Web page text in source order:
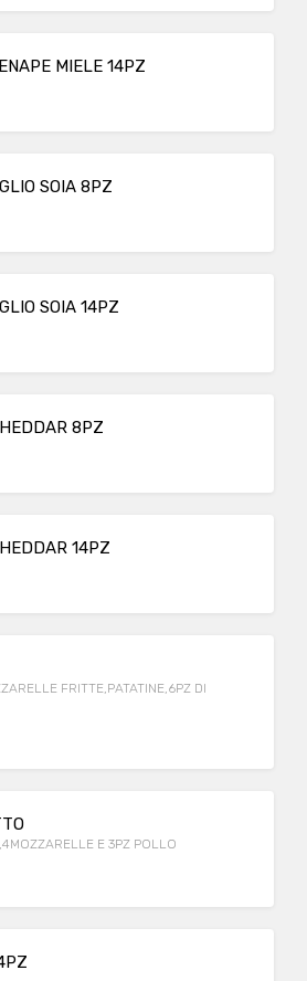
MIELE 14PZ
SOIA 8PZ
SOIA 14PZ
8PZ
14PZ
FRITTE,PATATINE,6PZ DI
E 3PZ POLLO